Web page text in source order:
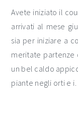
Avete iniziato il
arrivati al mese
sia per iniziare a
meritate partenze
un bel caldo
piante negli orti e i…